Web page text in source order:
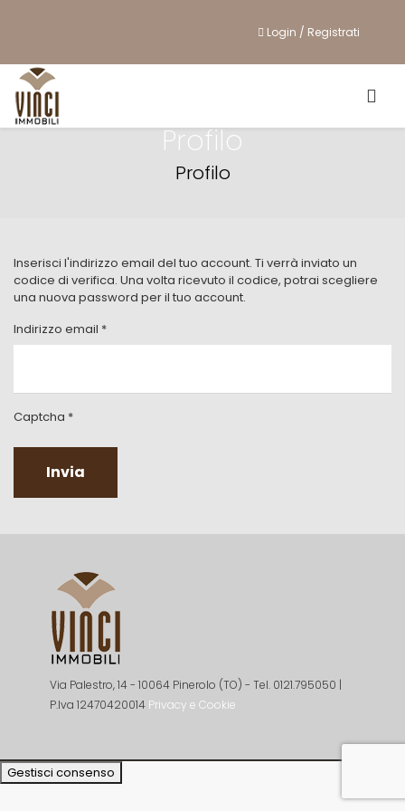
Login / Registrati
Profilo
Profilo
Inserisci l'indirizzo email del tuo account. Ti verrà inviato un
codice di verifica. Una volta ricevuto il codice, potrai scegliere
una nuova password per il tuo account.
Indirizzo email *
Captcha *
Invia
Via Palestro, 14 - 10064 Pinerolo (TO) - Tel. 0121.795050 |
P.Iva 12470420014 Privacy e Cookie
Gestisci consenso